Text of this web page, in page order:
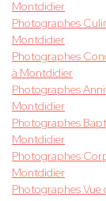
Montdidier
Photographes
Montdidier
Photographes
à Montdidier
Photographes
Montdidier
Photographes
Montdidier
Photographes
Montdidier
Photographes Vue